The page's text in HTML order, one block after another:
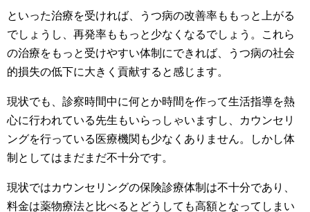
といった治療を受ければ、うつ病の改善率ももっと上がる
でしょうし、再発率ももっと少なくなるでしょう。これら
の治療をもっと受けやすい体制にできれば、うつ病の社会
的損失の低下に大きく貢献すると感じます。
現状でも、診察時間中に何とか時間を作って生活指導を熱
心に行われている先生もいらっしゃいますし、カウンセリ
ングを行っている医療機関も少なくありません。しかし体
制としてはまだまだ不十分です。
現状ではカウンセリングの保険診療体制は不十分であり、
料金は薬物療法と比べるとどうしても高額となってしまい